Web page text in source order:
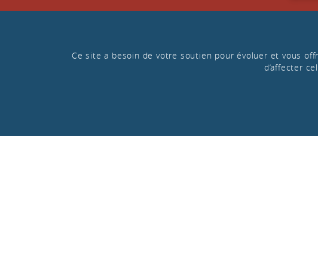
Ce site a besoin de votre soutien pour évoluer et vous
d’affecter